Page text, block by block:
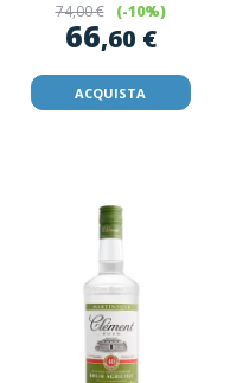
74,00 € (-10%)
66,60 €
ACQUISTA